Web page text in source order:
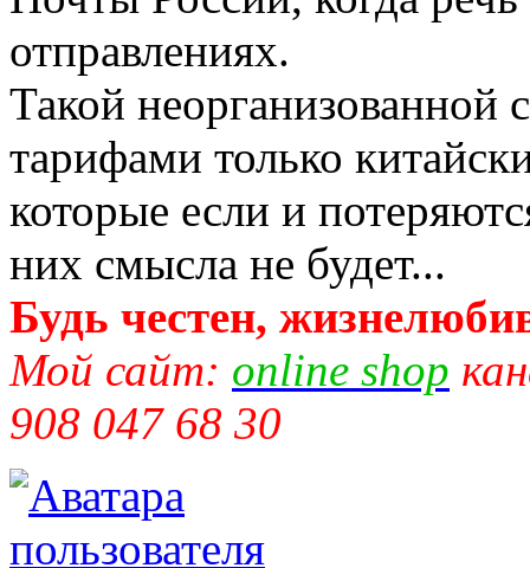
отправлениях.
Такой
тарифами только
которые если и
них смысла не будет...
Будь честен,
Мой сайт: online shop
908 047 68 30